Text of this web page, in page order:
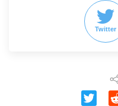
Twitter